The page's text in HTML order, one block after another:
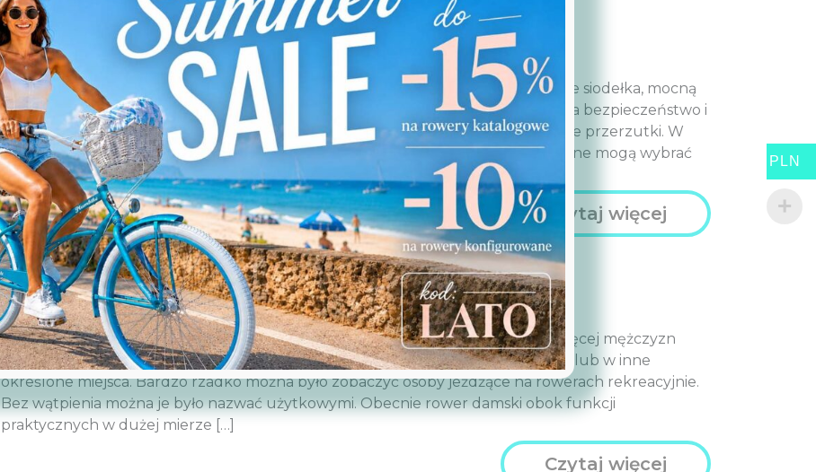
Damskie rowery miejskie
Damskie rowery miejskie są wygodne i bezpieczne. Mają zamontowane wygodne siodełka, mocną
ramę i światło z przodu i z tyłu. Wszystkie te elementy wpływają bez wątpienia na bezpieczeństwo i
komfort jazdy. Dodatkowo w damskich rowerach miejskich zostały zamontowane przerzutki. W
standardowej wersji rower ma trzy przerzutki. Rowerzystki bardziej doświadczone mogą wybrać
wersję z siedmiobiegową przekładnią. […]
Czytaj więcej
Rower damski
Moda na prowadzenie zdrowego stylu życia odmieniła nawyki Polek. Dawniej więcej mężczyzn
jeździło rowerami. Służyły one przede wszystkim na dojazdy do pracy, na działkę lub w inne
określone miejsca. Bardzo rzadko można było zobaczyć osoby jeżdżące na rowerach rekreacyjnie.
Bez wątpienia można je było nazwać użytkowymi. Obecnie rower damski obok funkcji
praktycznych w dużej mierze […]
Czytaj więcej
PLN